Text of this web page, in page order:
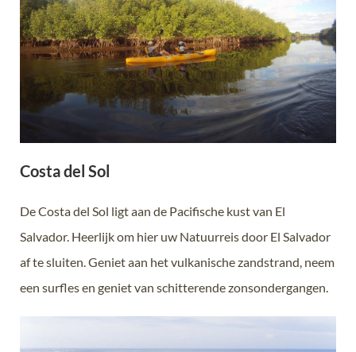
Costa del Sol
De Costa del Sol ligt aan de Pacifische kust van El
Salvador. Heerlijk om hier uw Natuurreis door El Salvador
af te sluiten. Geniet aan het vulkanische zandstrand, neem
een surfles en geniet van schitterende zonsondergangen.